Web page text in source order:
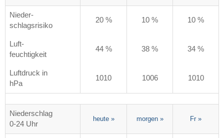
Nieder-
schlagsrisiko
20 % 10 % 10 %
Luft-
feuchtigkeit
44 % 38 % 34 %
Luftdruck in
hPa
1010 1006 1010
Niederschlag
0-24 Uhr
heute » morgen » Fr »